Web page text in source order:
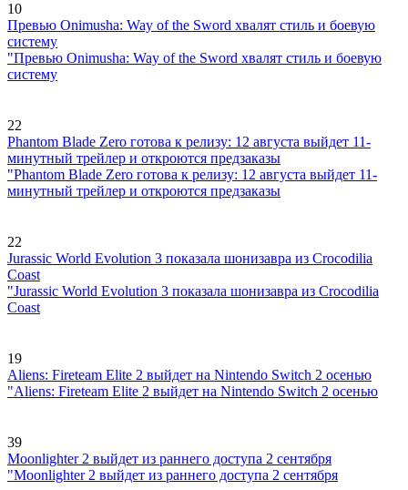
10
Превью Onimusha: Way of the Sword хвалят стиль и боевую
систему
"Превью Onimusha: Way of the Sword хвалят стиль и боевую
систему
22
Phantom Blade Zero готова к релизу: 12 августа выйдет 11-
минутный трейлер и откроются предзаказы
"Phantom Blade Zero готова к релизу: 12 августа выйдет 11-
минутный трейлер и откроются предзаказы
22
Jurassic World Evolution 3 показала шонизавра из Crocodilia
Coast
"Jurassic World Evolution 3 показала шонизавра из Crocodilia
Coast
19
Aliens: Fireteam Elite 2 выйдет на Nintendo Switch 2 осенью
"Aliens: Fireteam Elite 2 выйдет на Nintendo Switch 2 осенью
39
Moonlighter 2 выйдет из раннего доступа 2 сентября
"Moonlighter 2 выйдет из раннего доступа 2 сентября